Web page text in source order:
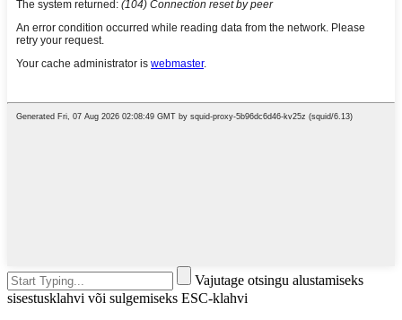
Vajutage otsingu alustamiseks
sisestusklahvi või sulgemiseks ESC-klahvi